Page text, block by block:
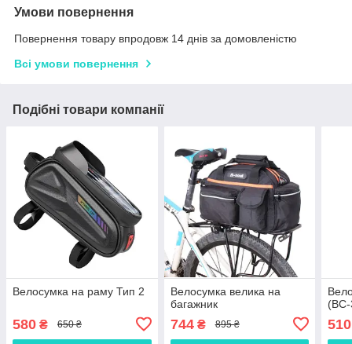
Умови повернення
Повернення товару впродовж 14 днів за домовленістю
Всі умови повернення
Подібні товари компанії
Велосумка на раму Тип 2
580 ₴ 650 ₴
Велосумка велика на
багажник
744₴ 895 ₴
(ВС-
510